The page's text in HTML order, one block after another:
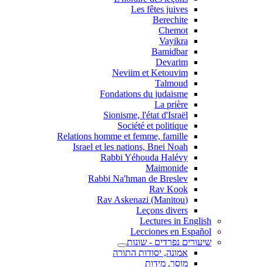
Les fêtes juives
Berechite
Chemot
Vayikra
Bamidbar
Devarim
Neviim et Ketouvim
Talmoud
Fondations du judaisme
La prière
Sionisme, l'état d'Israël
Société et politique
Relations homme et femme, famille
Israel et les nations, Bnei Noah
Rabbi Yéhouda Halévy
Maimonide
Rabbi Na'hman de Breslev
Rav Kook
(Rav Askenazi (Manitou
Leçons divers
Lectures in English
Lecciones en Español
שיעורים נפרדים - שונות
אמונה, יסודות התורה
מוסר, מידות